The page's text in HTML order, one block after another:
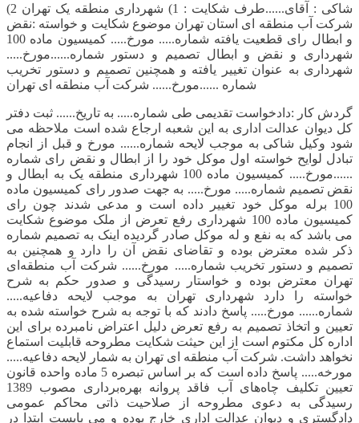
شاکی : آقای......طرف شکایت : 1) شهرداری منطقه یک تهران 2)
شرکت آب منطقه ای استان تهران موضوع شکایت و خواسته :نقض
و ابطال رای قطعیت یافته شماره..... مورخ..... کمیسیون ماده 100
شهرداری و نقض و ابطال تصمیم و دستور شماره......مورخ.....
شهرداری به عنوان تغییر یافته و همچنین تصمیم و دستور تخریب
شماره ......مورخ...... شرکت آب منطقه ای تهران
گردش کار :دادخواست تقدیمی طی شماره..... به تاریخ...... ثبت دفتر
کل دیوان عدالت اداری به این شعبه ارجاع شده است ملاحظه می
شود وکیل شاکی به موجب لایحه شماره...... مورخ و قبل از انجام
تبادل لوایح خواسته اول موکل خود را از ابطال و نقض رای شماره
......مورخ..... کمیسیون ماده 100 شهرداری منطقه یک به ابطال و
نقض تصمیم شماره..... مورخ..... به جهت صدور رای کمیسیون ماده
100 برله موکل خود تغییر داده است و مدعی شدند چون رای
کمیسیون ماده 100 شهرداری رفع تعرض از ملک موضوع شکایت
می باشد که به نفع و له موکل صادر گردیده اینک به تصمیم شماره
ذکر شده معترض بوده و تقاضای نقض آن را دارد و همچنین به
تصمیم و دستور تخریب شماره..... مورخ...... شرکت آب منطقه‌ای
تهران معترض بوده و خواستار رسیدگی و صدور حکم به شرح
خواسته را دارد شهرداری تهران به موجب لایحه دفاعیه.....
شماره...... مورخ..... پاسخ دادند که با توجه به شرح خواسته شده به
تعیین و اتخاذ تصمیم به رفع تعرض دلیل اعتراض نامبرده برای این
اداره‌ کل مکتوم است از این حیثت شکایت مطروحه قابلیت استماع
نخواهد داشت. شرکت آب منطقه ای تهران به شمار لایحه دفاعیه.....
مورخه..... پاسخ داده است که بر اساس تبصره 5 ماده واحده قانون
تعیین تکلیف چاه‌های آب فاقد پروانه بهره‌برداری مصوب 1389
رسیدگی به دعوی مطروحه از صلاحیت ذاتی محاکم عمومی
دادگستری و دیوان عدالت اداری خارج بوده و می بایست ابتدا در